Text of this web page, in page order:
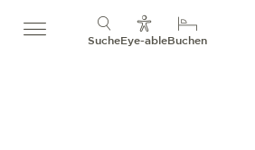
SucheEye-ableBuchen